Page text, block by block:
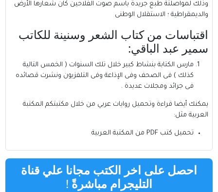
وذلك لمواصلتة طبع جريدة باسم صوت الفلاحين كان شعارها الأرض
والديمقراطية ؛ الاستقلال الوطنى
اقتباسات من كتاب الشعر وسنينة للكاتب
سمير عبد الباقي:
مارس الكتابة بنشاط كبير خلال تلك السنوات ( الخمس التالية
كذلك ) فى الصحف وفى الإذاعة وفى التلفزيون ونشرت قصائده
فى جرائد ومجلات عديدة .
يمكنك أيضا قراءة وتحميل روايات عربي من خلال مكتبتكم المكتبة
العربيةمثل:
تحميل كتب PDF من المكتبة العربية
احصل على اخر الكتب مجانا علي قناة
التليجرام مباشرةً !